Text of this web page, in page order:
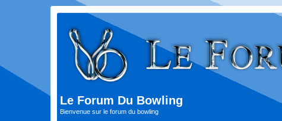
Le Forum Du Bowling
Bienvenue sur le forum du bowling